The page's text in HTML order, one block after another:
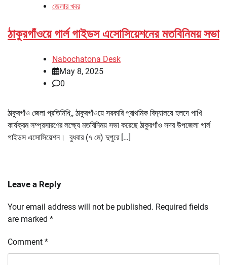
জেলার খবর
ঠাকুরগাঁওয়ে গার্ল গাইডস এসোসিয়েশনের মতবিনিময় সভা
Nabochatona Desk
May 8, 2025
0
ঠাকুরগাঁও জেলা প্রতিনিধি,, ঠাকুরগাঁওয়ে সরকারি প্রাথমিক বিদ্যালয়ে হলদে পাখি
কার্যক্রম সম্প্রসারণের লক্ষ্যে মতবিনিময় সভা করেছে ঠাকুরগাঁও সদর উপজেলা গার্ল
গাইডস এসোসিয়েশন। বুধবার (৭ মে) দুপুরে […]
Leave a Reply
Your email address will not be published. Required fields
are marked *
Comment *